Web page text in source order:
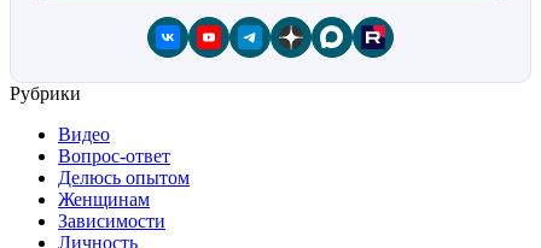
Рубрики
Видео
Вопрос-ответ
Делюсь опытом
Женщинам
Зависимости
Личность